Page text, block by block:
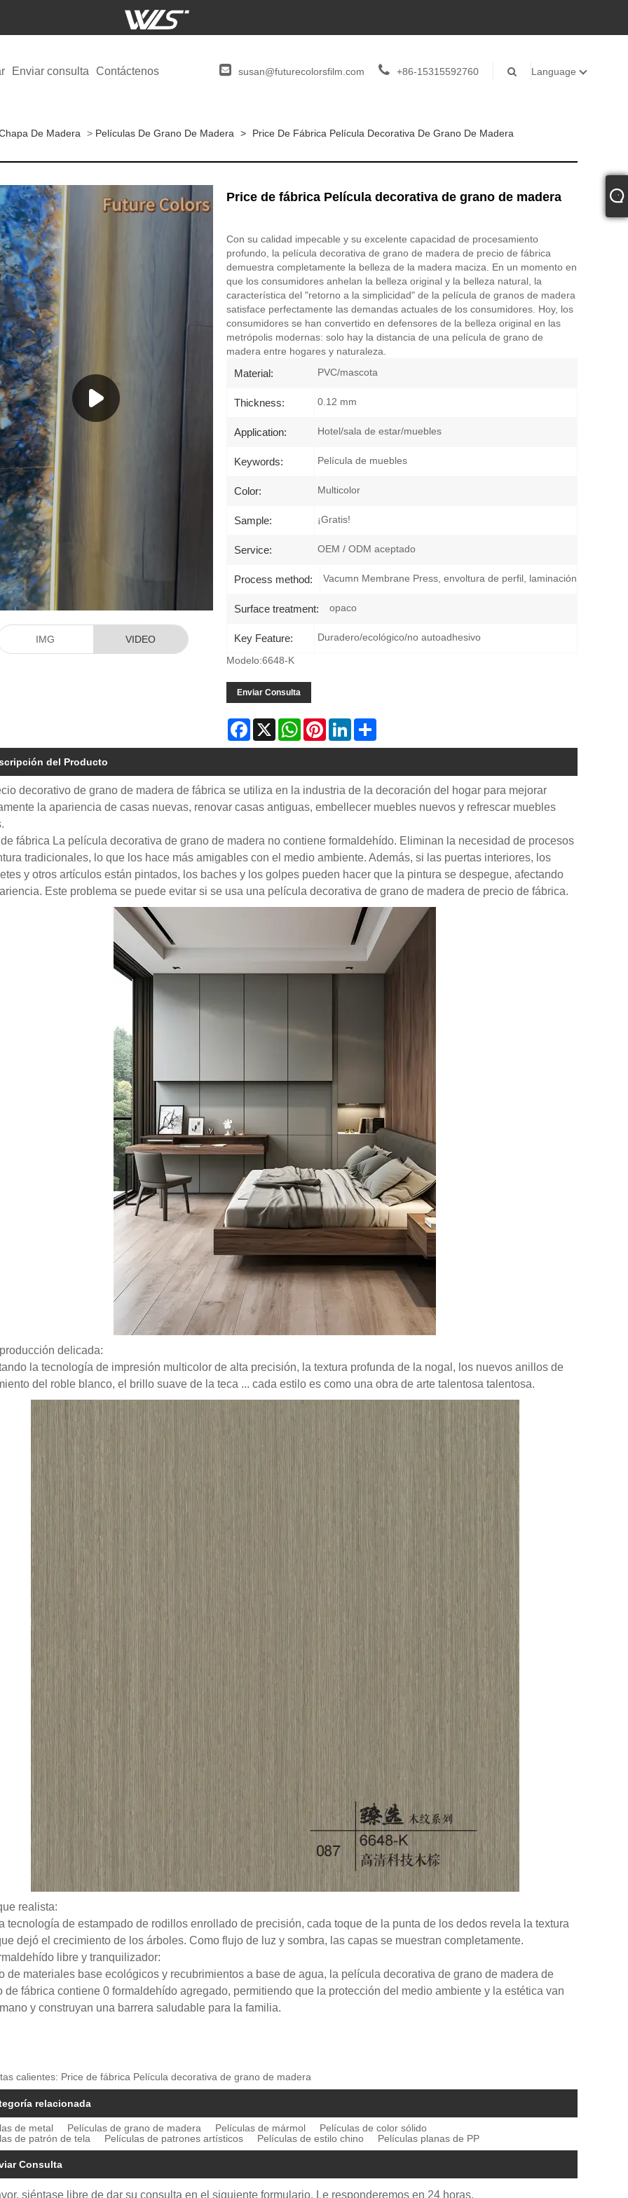
Enviar consulta Contáctenos susan@futurecolorsfilm.com +86-15315592760 Language
De Madera > Películas De Grano De Madera > Price De Fábrica Película Decorativa De Grano De Madera
IMG VIDEO
Price de fábrica Película decorativa de grano de madera
Con su calidad impecable y su excelente capacidad de procesamiento
profundo, la película decorativa de grano de madera de precio de fábrica
demuestra completamente la belleza de la madera maciza. En un momento en
que los consumidores anhelan la belleza original y la belleza natural, la
característica del "retorno a la simplicidad" de la película de granos de madera
satisface perfectamente las demandas actuales de los consumidores. Hoy, los
consumidores se han convertido en defensores de la belleza original en las
metrópolis modernas: solo hay la distancia de una película de grano de
madera entre hogares y naturaleza.
Material: PVC/mascota
Thickness: 0.12 mm
Application: Hotel/sala de estar/muebles
Keywords: Película de muebles
Color: Multicolor
Sample: ¡Gratis!
Service: OEM / ODM aceptado
Process method: Vacumn Membrane Press, envoltura de perfil, laminación
Surface treatment: opaco
Key Feature: Duradero/ecológico/no autoadhesivo
Modelo:6648-K
Enviar Consulta
Facebook
X WhatsAppPinterestLinkedInShare
del Producto
decorativo de grano de madera de fábrica se utiliza en la industria de la decoración del hogar para mejorar
la apariencia de casas nuevas, renovar casas antiguas, embellecer muebles nuevos y refrescar muebles
fábrica La película decorativa de grano de madera no contiene formaldehído. Eliminan la necesidad de procesos
tradicionales, lo que los hace más amigables con el medio ambiente. Además, si las puertas interiores, los
y otros artículos están pintados, los baches y los golpes pueden hacer que la pintura se despegue, afectando
Este problema se puede evitar si se usa una película decorativa de grano de madera de precio de fábrica.
delicada:
la tecnología de impresión multicolor de alta precisión, la textura profunda de la nogal, los nuevos anillos de
del roble blanco, el brillo suave de la teca ... cada estilo es como una obra de arte talentosa talentosa.
realista:
tecnología de estampado de rodillos enrollado de precisión, cada toque de la punta de los dedos revela la textura
dejó el crecimiento de los árboles. Como flujo de luz y sombra, las capas se muestran completamente.
libre y tranquilizador:
de materiales base ecológicos y recubrimientos a base de agua, la película decorativa de grano de madera de
de fábrica contiene 0 formaldehído agregado, permitiendo que la protección del medio ambiente y la estética van
y construyan una barrera saludable para la familia.
calientes: Price de fábrica Película decorativa de grano de madera
relacionada
de metal Películas de grano de madera Películas de mármol
Películas de color sólido
de patrón de tela
Películas de patrones artísticos Películas de estilo chino Películas planas de PP
Consulta
siéntase libre de dar su consulta en el siguiente formulario. Le responderemos en 24 horas.